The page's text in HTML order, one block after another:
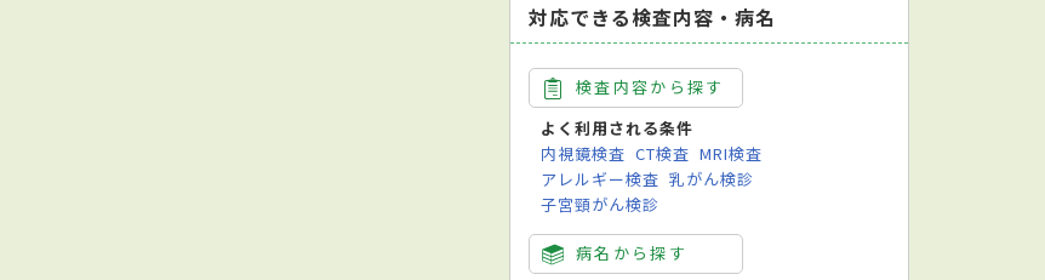
対応できる検査内容・病名
検査内容から探す
よく利用される条件
内視鏡検査 CT検査 MRI検査
アレルギー検査 乳がん検診
子宮頸がん検診
病名から探す